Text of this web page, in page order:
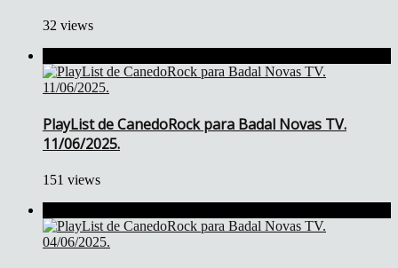
32 views
PlayList de CanedoRock para Badal Novas TV.
11/06/2025.
151 views